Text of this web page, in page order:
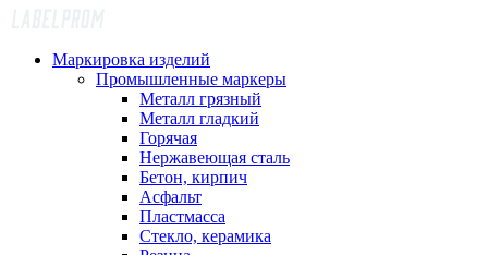
Маркировка изделий
Промышленные маркеры
Металл грязный
Металл гладкий
Горячая
Нержавеющая сталь
Бетон, кирпич
Асфальт
Пластмасса
Стекло, керамика